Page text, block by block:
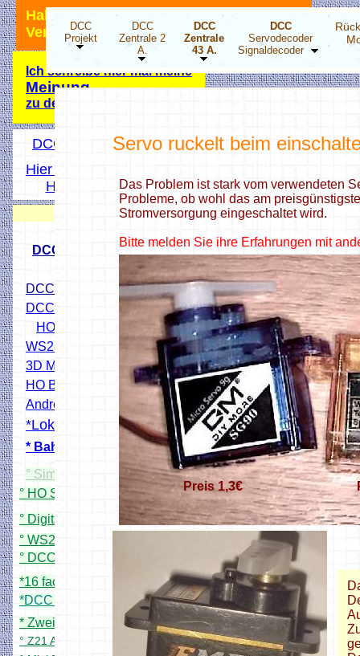
Hallo Modellbahnfreunde, ich bin für
Verbesserungsvorschläge dankbar.
Ich schreibe hier mal meine
Meinung
zu der Energiewende!
DCC
Projekt
DCC
Zentrale 2
A.
DCC
Zentrale
43 A.
DCC
Servodecoder
Signaldecoder
DCC Projekt Übersicht
Hier wird ihnen geholfen
Hobbyprog Forum
Neuigkeiten
DCC Drehscheibensteper
DCC 4 fach Stepper-Decoder
DCC LED Decoder ESP32
HO Lichtsignale 3D Druck
WS2811 X3 Addapter
3D Modelle Drucken
HO Bahnübergang Projekt
Andreaskreuz Blinkmodul
*Lokscanner
* Bahnschrankendecoder
° Simpel DCC Booster
° HO Signale mit WS2811
° Digital PWM Trafo (Rocrail)
° WS2811 24X Adapterplatine
° DCC 8 fach Servodecoder
*16 fach Kontaktgleismelder
*DCC 8 fach Schaltdecoder
* Zwei zu eins DCC Filter
° Z21 App für meine Zentrale
Servo ruckelt beim
Das Problem ist stark vom verwendeten
Probleme, ob wohl das am
Stromversorgung eingeschaltet wird.
Bitte melden Sie ihre Erfahrungen mit
Preis 1,3€